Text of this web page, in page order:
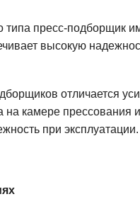
пресс-подборщик
высокую
отличается
на камере прессования
при эксплуатации.